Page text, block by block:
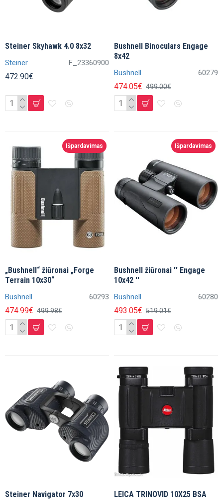
Steiner F_23360900
Steiner Skyhawk 4.0 8x32
472.90€ Bushnell 60279
Bushnell Binoculars Engage
8x42
474.05€ 499.00€
Išpardavimas
Bushnell 60293
„Bushnell“ žiūronai „Forge
Terrain 10x30“
474.99€ 499.98€
Išpardavimas
Bushnell 60280
Bushnell žiūronai '' Engage
10x42 ''
493.05€ 519.01€
Steiner Navigator 7x30
LEICA TRINOVID 10X25 BSA